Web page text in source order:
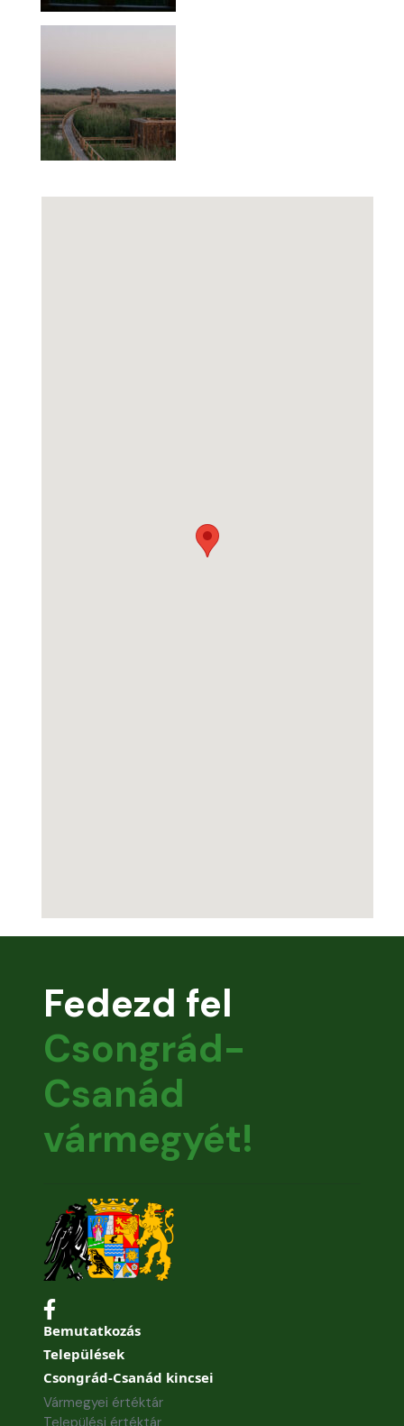
Fedezd fel
Csongrád-
Csanád
vármegyét!
Bemutatkozás
Települések
Csongrád-Csanád kincsei
Vármegyei értéktár
Települési értéktár